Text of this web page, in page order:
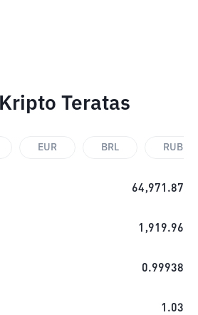
Teratas
EUR BRL RUB
64,971.87
1,919.96
0.99938
1.03